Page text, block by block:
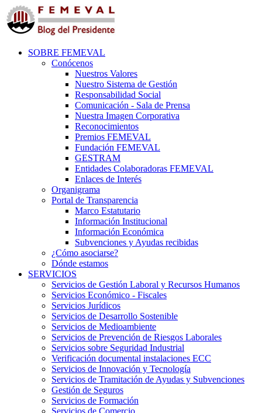
SOBRE FEMEVAL
Conócenos
Nuestros Valores
Nuestro Sistema de Gestión
Responsabilidad Social
Comunicación - Sala de Prensa
Nuestra Imagen Corporativa
Reconocimientos
Premios FEMEVAL
Fundación FEMEVAL
GESTRAM
Entidades Colaboradoras FEMEVAL
Enlaces de Interés
Organigrama
Portal de Transparencia
Marco Estatutario
Información Institucional
Información Económica
Subvenciones y Ayudas recibidas
¿Cómo asociarse?
Dónde estamos
SERVICIOS
Servicios de Gestión Laboral y Recursos Humanos
Servicios Económico - Fiscales
Servicios Jurídicos
Servicios de Desarrollo Sostenible
Servicios de Medioambiente
Servicios de Prevención de Riesgos Laborales
Servicios sobre Seguridad Industrial
Verificación documental instalaciones ECC
Servicios de Innovación y Tecnología
Servicios de Tramitación de Ayudas y Subvenciones
Gestión de Seguros
Servicios de Formación
Servicios de Comercio